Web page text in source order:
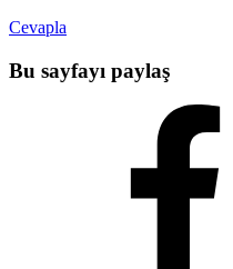
Cevapla
Bu sayfayı paylaş